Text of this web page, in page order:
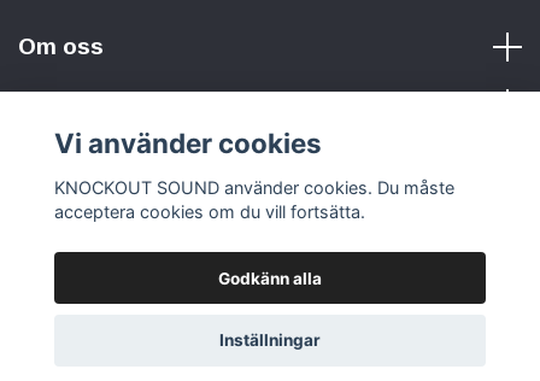
Om oss
Sociala medier
© 2026 KNOCKOUT SOUND
Vi använder cookies
KNOCKOUT SOUND använder cookies. Du måste
acceptera cookies om du vill fortsätta.
Godkänn alla
Inställningar